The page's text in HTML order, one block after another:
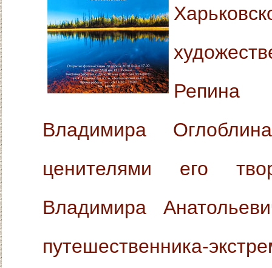
Репина
Владимира
ценителями его
Владимира
путешественника-